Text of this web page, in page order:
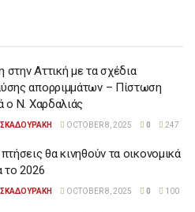
Αττική με τα σχέδια
απορριμμάτων – Πίστωση
ο Ν. Χαρδαλιάς
OCTOBER 8, 2025 0 247
θα κινηθούν τα οικονομικά
το 2026
OCTOBER 8, 2025 0 100